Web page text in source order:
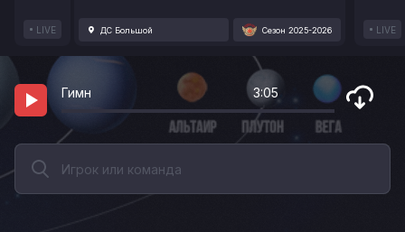
LIVE ДС Большой Сезон 2025-2026 LIVE
Гимн 3:05